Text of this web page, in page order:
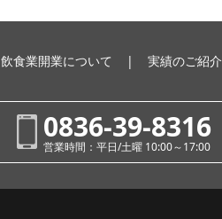
飲食業開業について 実績のご紹介
0836-39-8316
営業時間：平日/土曜 10:00～17:00